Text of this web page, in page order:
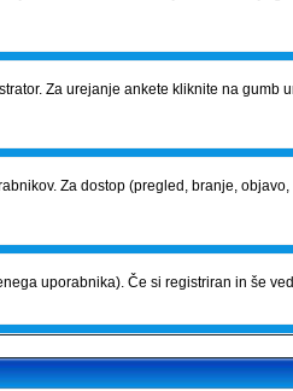
Za urejanje ankete kliknite na
Za dostop (pregled, branje,
uporabnika). Če si registriran in še